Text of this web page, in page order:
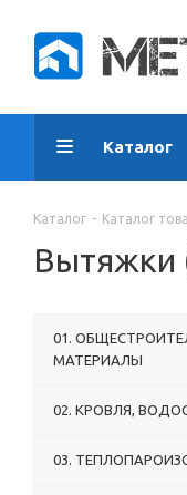
Каталог
Каталог - Каталог
Вытяжки
01.
МАТЕРИАЛЫ
02. КРОВЛЯ,
03.